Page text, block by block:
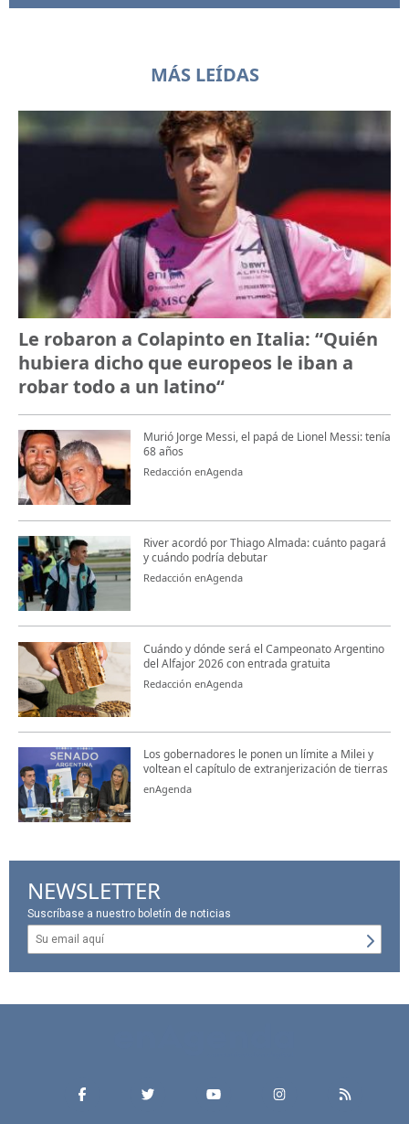
MÁS LEÍDAS
Le robaron a Colapinto en Italia: “Quién
hubiera dicho que europeos le iban a
robar todo a un latino“
Murió Jorge Messi, el papá de Lionel Messi: tenía
68 años
Redacción enAgenda
River acordó por Thiago Almada: cuánto pagará
y cuándo podría debutar
Redacción enAgenda
Cuándo y dónde será el Campeonato Argentino
del Alfajor 2026 con entrada gratuita
Redacción enAgenda
Los gobernadores le ponen un límite a Milei y
voltean el capítulo de extranjerización de tierras
enAgenda
NEWSLETTER
Suscríbase a nuestro boletín de noticias